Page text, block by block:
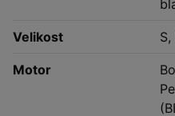
Velikost
Motor